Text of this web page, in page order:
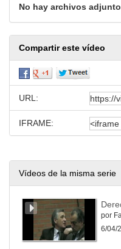
No hay archivos
Compartir este vídeo
URL:
IFRAME:
Vídeos de la misma serie
por
6/04/